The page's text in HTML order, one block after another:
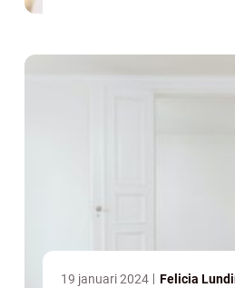
19 januari 2024 Felicia